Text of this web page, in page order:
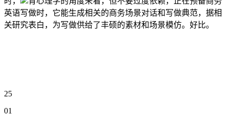
英语写做时，它能生成相关的商务场景对话和写做典范，据相
关研究表白，为写做供给了丰硕的素材和场景模仿。好比。
25
01